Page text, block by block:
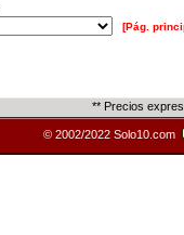
[Pág.
** Precios
© 2002/2022 Solo10.com